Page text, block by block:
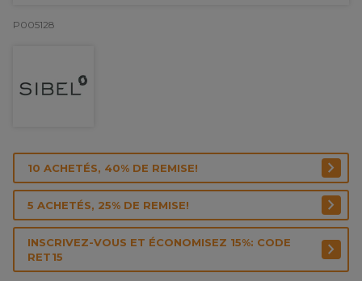
P005128
10 ACHETÉS, 40% DE REMISE!
5 ACHETÉS, 25% DE REMISE!
INSCRIVEZ-VOUS ET ÉCONOMISEZ 15%: CODE
RET15